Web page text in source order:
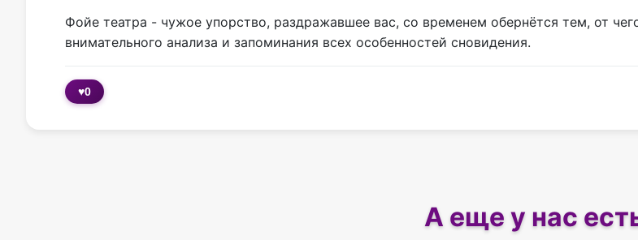
Фойе театра - чужое упорство, раздражавшее вас, со временем обернётся тем, от
внимательного анализа и запоминания всех особенностей сновидения.
♥0
А еще у нас